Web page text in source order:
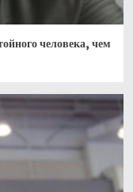
человека, чем